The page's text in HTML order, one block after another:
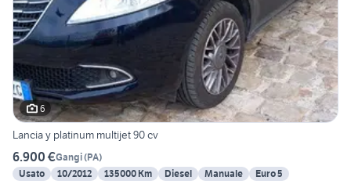
6
Lancia y platinum multijet 90 cv
6.900 €Gangi(PA)
Usato
10/2012 135000 Km Diesel Manuale Euro 5